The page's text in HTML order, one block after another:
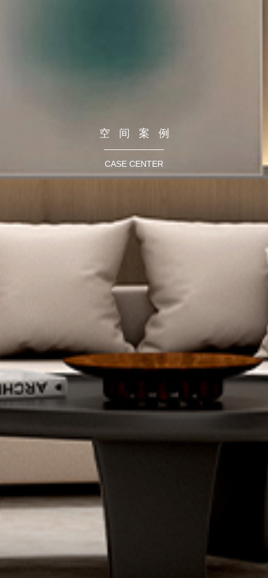
空间案例
CASE CENTER